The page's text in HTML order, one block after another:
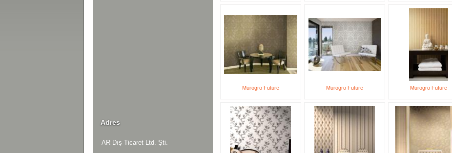
Murogro Future Murogro Future Murogro Future
Adres
AR Dış Ticaret Ltd. Şti.